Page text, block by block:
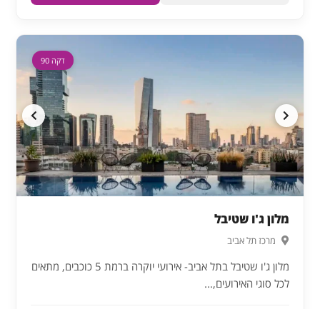
דקה 90
מלון ג'ו שטיבל
מרכז תל אביב
מלון ג'ו שטיבל בתל אביב- אירועי יוקרה ברמת 5 כוכבים, מתאים
לכל סוגי האירועים,...